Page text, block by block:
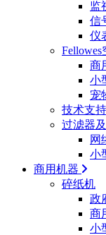
监
信
仪
商
小
宠
技术支持
过滤器
网
小
商用机器
碎纸机
政
商
小